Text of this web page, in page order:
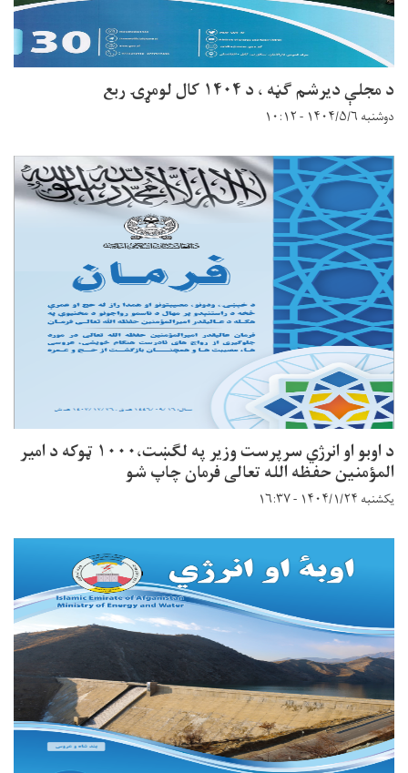
د مجلې دیرشم ګڼه ، د ۱۴۰۴ کال لومړۍ ربع
دوشنبه ۱۴۰۴/۵/۶ - ۱۰:۱۲
د اوبو او انرژي سرپرست وزیر په لګښت،۱۰۰۰ ټوکه د امیر
المؤمنین حفظه الله تعالی فرمان چاپ شو
یکشنبه ۱۴۰۴/۱/۲۴ - ۱۶:۳۷